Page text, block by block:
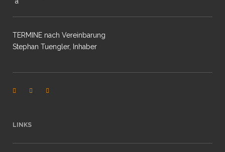
TERMINE nach Vereinbarung
Stephan Tuengler, Inhaber
LINKS